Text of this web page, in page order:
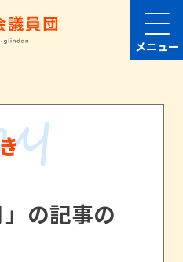
メニュー
」の記事の